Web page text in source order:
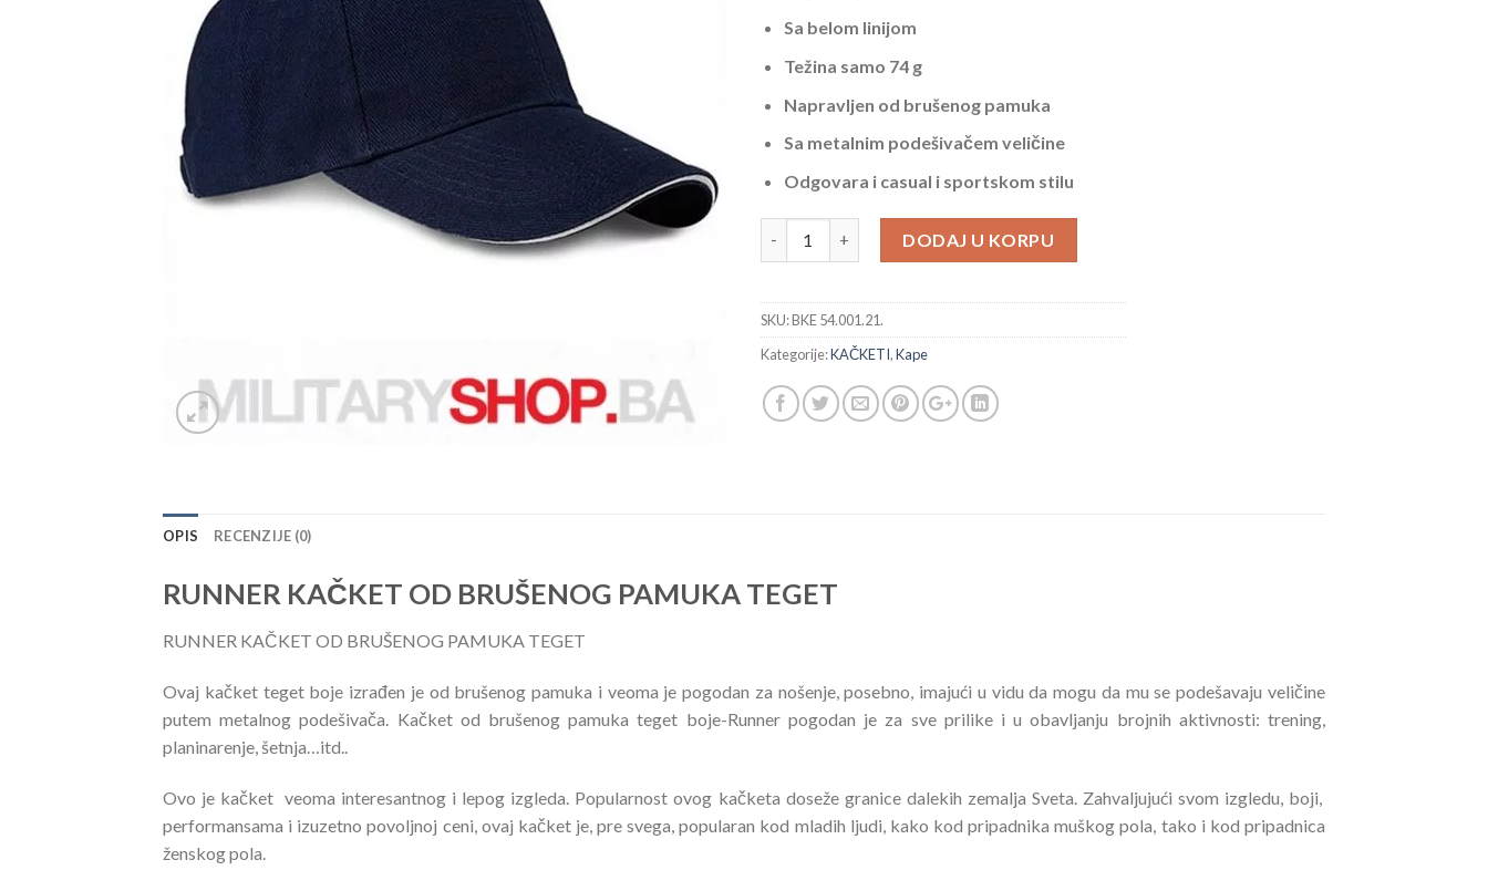
Sa belom linijom
Težina samo 74 g
Napravljen od brušenog pamuka
Sa metalnim podešivačem veličine
Odgovara i casual i sportskom stilu
DODAJ U KORPU
SKU:BKE 54.001.21.
Kategorije:KAČKETI,Kape
OPIS RECENZIJE (0)
RUNNER KAČKET OD BRUŠENOG PAMUKA TEGET
RUNNER KAČKET OD BRUŠENOG PAMUKA TEGET
Ovaj kačket teget boje izrađen je od brušenog pamuka i veoma je pogodan za nošenje, posebno, imajući u vidu da mogu da mu se podešavaju veličine
putem metalnog podešivača. Kačket od brušenog pamuka teget boje-Runner pogodan je za sve prilike i u obavljanju brojnih aktivnosti: trening,
planinarenje, šetnja…itd..
Ovo je kačket veoma interesantnog i lepog izgleda. Popularnost ovog kačketa doseže granice dalekih zemalja Sveta. Zahvaljujući svom izgledu, boji,
performansama i izuzetno povoljnoj ceni, ovaj kačket je, pre svega, popularan kod mladih ljudi, kako kod pripadnika muškog pola, tako i kod pripadnica
ženskog pola.